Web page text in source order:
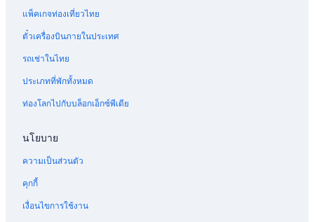
แพ็คเกจท่องเที่ยวไทย
ตั๋วเครื่องบินภายในประเทศ
รถเช่าในไทย
ประเภทที่พักทั้งหมด
ท่องโลกไปกับบล็อกเอ็กซ์พีเดีย
นโยบาย
ความเป็นส่วนตัว
คุกกี้
เงื่อนไขการใช้งาน